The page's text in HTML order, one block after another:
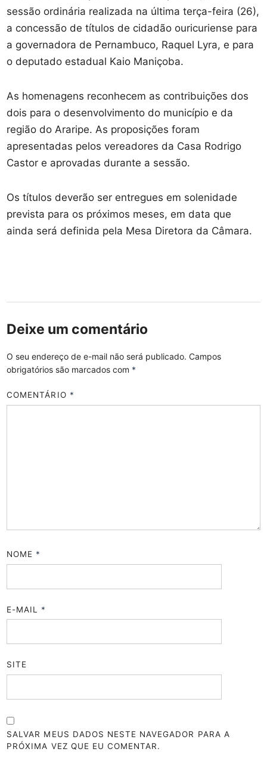
sessão ordinária realizada na última terça-feira (26),
a concessão de títulos de cidadão ouricuriense para
a governadora de Pernambuco, Raquel Lyra, e para
o deputado estadual Kaio Maniçoba.
As homenagens reconhecem as contribuições dos
dois para o desenvolvimento do município e da
região do Araripe. As proposições foram
apresentadas pelos vereadores da Casa Rodrigo
Castor e aprovadas durante a sessão.
Os títulos deverão ser entregues em solenidade
prevista para os próximos meses, em data que
ainda será definida pela Mesa Diretora da Câmara.
Deixe um comentário
O seu endereço de e-mail não será publicado. Campos
obrigatórios são marcados com *
COMENTÁRIO *
NOME *
E-MAIL *
SITE
SALVAR MEUS DADOS NESTE NAVEGADOR PARA A
PRÓXIMA VEZ QUE EU COMENTAR.